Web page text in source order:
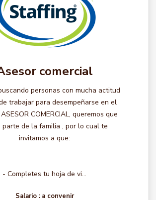
comercial
personas con mucha actitud
trabajar para desempeñarse en el
COMERCIAL, queremos que
parte de la familia , por lo cual te
invitamos a que:
- Completes tu hoja de vi...
Salario : a convenir